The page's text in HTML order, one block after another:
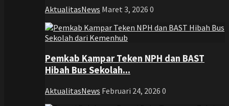
AktualitasNews Maret 3, 2026 0
Pemkab Kampar Teken NPH dan BAST
Hibah Bus Sekolah...
AktualitasNews Februari 24, 2026 0